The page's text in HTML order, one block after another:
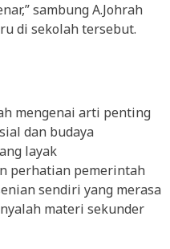
sambung A.Johrah
di sekolah tersebut.
mengenai arti penting
dan budaya
layak
perhatian pemerintah
sendiri yang merasa
materi sekunder